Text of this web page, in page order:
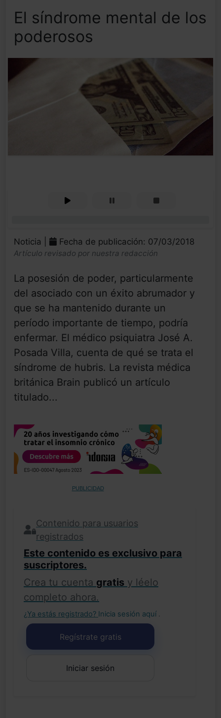
El síndrome mental de los
poderosos
Noticia | Fecha de publicación: 07/03/2018
Artículo revisado por nuestra redacción
La posesión de poder, particularmente
del asociado con un éxito abrumador y
que se ha mantenido durante un
período importante de tiempo, podría
enfermar. El médico psiquiatra José A.
Posada Villa, cuenta de qué se trata el
síndrome de hubris. La revista médica
británica Brain publicó un artículo
titulado...
PUBLICIDAD
Contenido para usuarios
registrados
Este contenido es exclusivo para
suscriptores.
Crea tu cuenta gratis y léelo
completo ahora.
¿Ya estás registrado? Inicia sesión aquí .
Regístrate gratis
Iniciar sesión